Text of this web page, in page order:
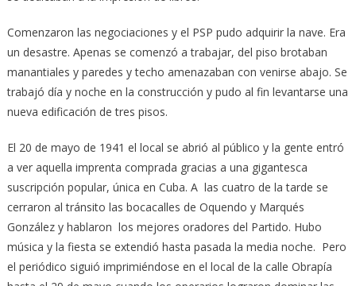
Comenzaron las negociaciones y el PSP pudo adquirir la nave. Era
un desastre. Apenas se comenzó a trabajar, del piso brotaban
manantiales y paredes y techo amenazaban con venirse abajo. Se
trabajó día y noche en la construcción y pudo al fin levantarse una
nueva edificación de tres pisos.
El 20 de mayo de 1941 el local se abrió al público y la gente entró
a ver aquella imprenta comprada gracias a una gigantesca
suscripción popular, única en Cuba. A las cuatro de la tarde se
cerraron al tránsito las bocacalles de Oquendo y Marqués
González y hablaron los mejores oradores del Partido. Hubo
música y la fiesta se extendió hasta pasada la media noche. Pero
el periódico siguió imprimiéndose en el local de la calle Obrapía